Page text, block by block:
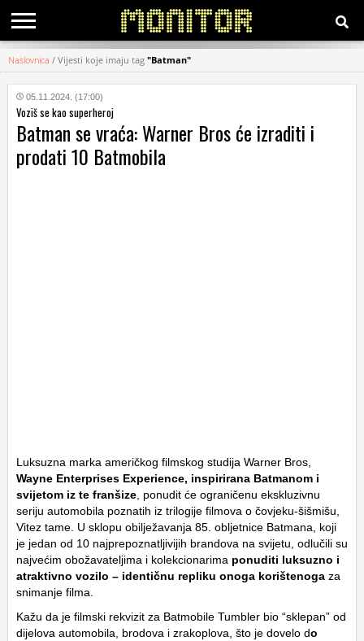
KATEGORIJE
HRVATSKI
WEB
Naslovnica / Vijesti koje imaju tag "Batman"
05.11.2024. (17:00)
Voziš se kao superheroj
Batman se vraća: Warner Bros će izraditi i
prodati 10 Batmobila
Luksuzna marka američkog filmskog studija Warner Bros,
Wayne Enterprises Experience, inspirirana Batmanom i
svijetom iz te franšize , ponudit će ograničenu ekskluzivnu
seriju automobila poznatih iz trilogije filmova o čovjeku-šišmišu,
Vitez tame. U sklopu obilježavanja 85. obljetnice Batmana, koji
je jedan od 10 najprepoznatljivijih brandova na svijetu, odlučili su
najvećim obožavateljima i kolekcionarima ponuditi luksuzno i
atraktivno vozilo – identičnu repliku onoga korištenoga za
snimanje filma.
Kažu da je filmski rekvizit za Batmobile Tumbler bio “sklepan” od
dijelova automobila, brodova i zrakoplova, što je dovelo do